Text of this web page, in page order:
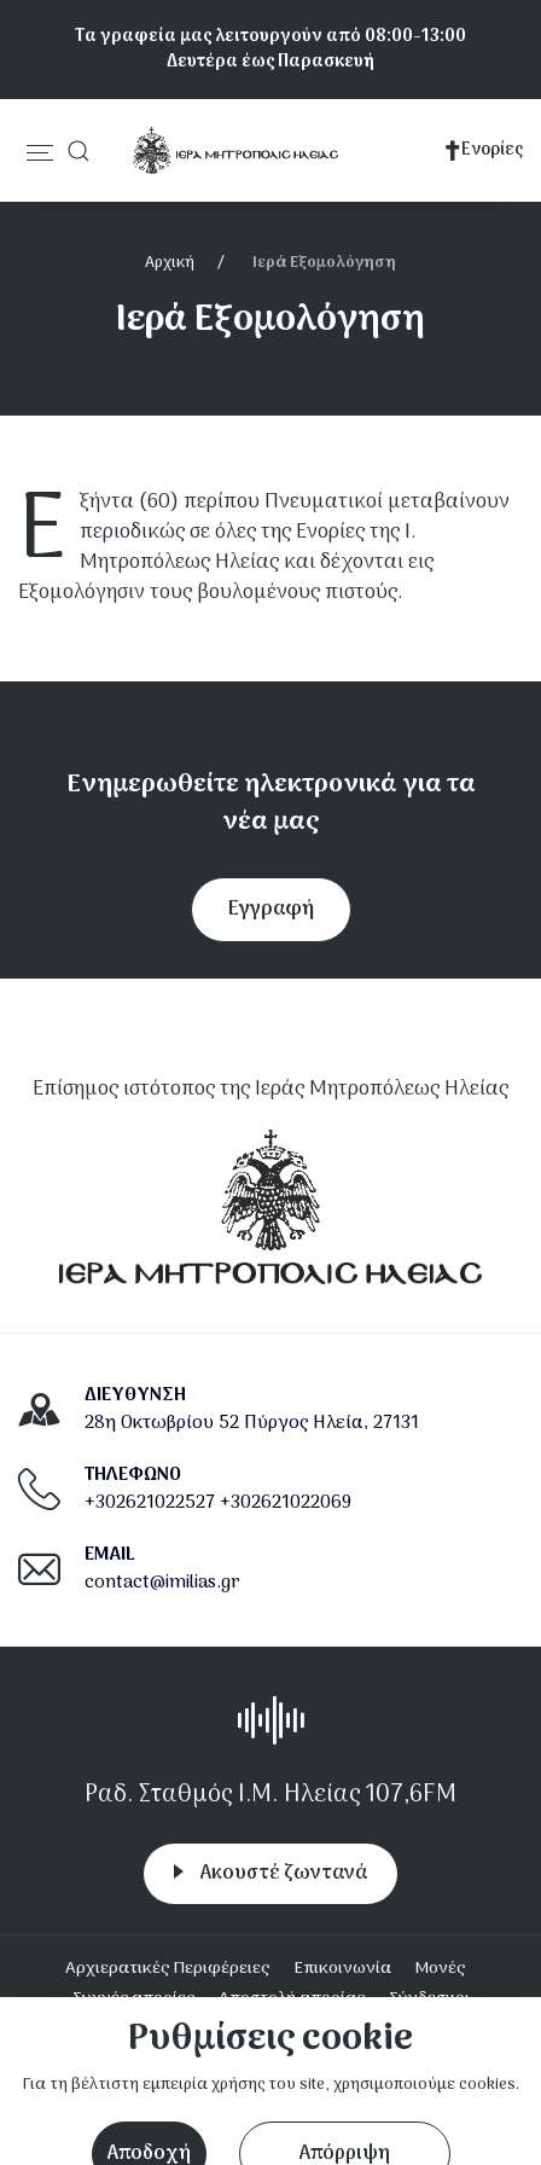
Τα γραφεία μας λειτουργούν από 08:00-13:00
Δευτέρα έως Παρασκευή
Κεντρική
πλοήγηση
Ενορίες
Αρχική Ιερά Εξομολόγηση
Ιερά Εξομολόγηση
Ε ξήντα (60) περίπου Πνευματικοί μεταβαίνουν
περιοδικώς σε όλες της Ενορίες της Ι.
Μητροπόλεως Ηλείας και δέχονται εις
Εξομολόγησιν τους βουλομένους πιστούς.
Ενημερωθείτε ηλεκτρονικά για τα
νέα μας
Εγγραφή
Επίσημος ιστότοπος της Ιεράς Μητροπόλεως Ηλείας
ΔΙΕΎΘΥΝΣΗ
28η Οκτωβρίου 52 Πύργος Ηλεία, 27131
ΤΗΛΕΦΩΝΟ
+302621022527 +302621022069
EMAIL
contact@imilias.gr
Ραδ. Σταθμός Ι.Μ. Ηλείας 107,6FM
Aκουστέ ζωντανά
Υποσέλιδο
Αρχιερατικές Περιφέρειες Επικοινωνία
Μονές
Συχνές απορίες
Αποστολή απορίας
Σύνδεσμοι
Ενοριακή Δράση
Ι.Μ. Ηλείας © 2023. Με επιφύλαξη παντός νομίμου δικαιώματος.
Κατασκευή ιστοσελίδων
nextpointer.gr
Ρυθμίσεις cookie
Για τη βέλτιστη εμπειρία χρήσης του site, χρησιμοποιούμε cookies.
Αποδοχή Απόρριψη